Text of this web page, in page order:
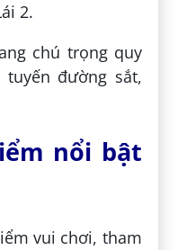
2.
chú trọng quy
đường sắt,
nổi bật
vui chơi, tham